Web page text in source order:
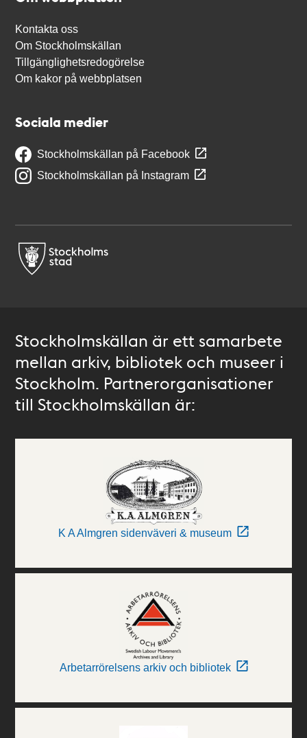
Kontakta oss
Om Stockholmskällan
Tillgänglighetsredogörelse
Om kakor på webbplatsen
Sociala medier
Stockholmskällan på Facebook
Stockholmskällan på Instagram
Stockholmskällan är ett samarbete
mellan arkiv, bibliotek och museer i
Stockholm. Partnerorganisationer
till Stockholmskällan är:
K A Almgren sidenväveri & museum
Arbetarrörelsens arkiv och bibliotek